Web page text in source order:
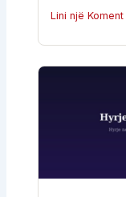
Lini një Koment